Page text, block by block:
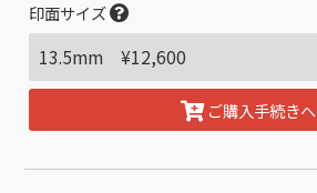
印面サイズ
ご購入手続きへ